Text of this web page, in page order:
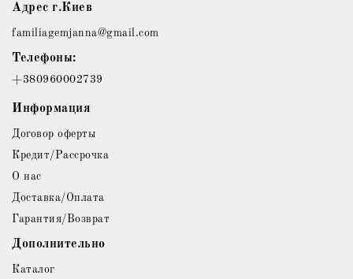
Адрес г.Киев
familiagemjanna@gmail.com
Телефоны:
+380960002739
Информация
Договор оферты
Кредит/Рассрочка
О нас
Доставка/Оплата
Гарантия/Возврат
Дополнительно
Каталог